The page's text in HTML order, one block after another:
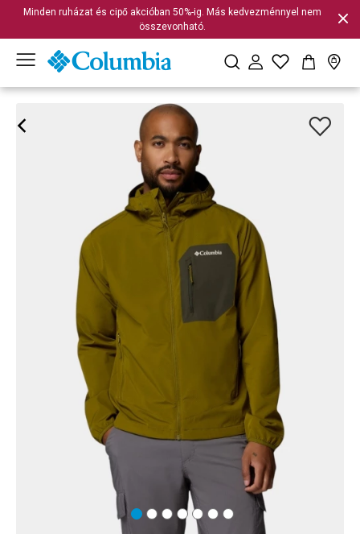
Minden ruházat és cipő akcióban 50%-ig. Más kedvezménnyel nem
összevonható.